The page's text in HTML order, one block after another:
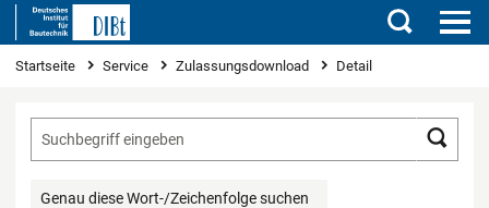
Suchen
Sie sind hier
Startseite Service Zulassungsdownload Detail
Genau diese Wort-/Zeichenfolge suchen